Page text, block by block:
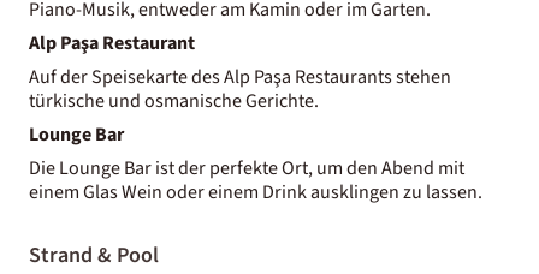
Piano-Musik, entweder am Kamin oder im Garten.
Alp Paşa Restaurant
Auf der Speisekarte des Alp Paşa Restaurants stehen
türkische und osmanische Gerichte.
Lounge Bar
Die Lounge Bar ist der perfekte Ort, um den Abend mit
einem Glas Wein oder einem Drink ausklingen zu lassen.
Strand & Pool